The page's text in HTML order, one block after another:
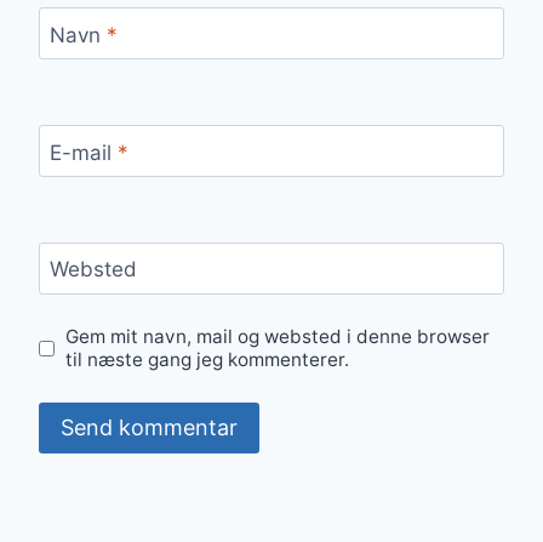
Navn *
E-mail *
Websted
Gem mit navn, mail og websted i denne browser
til næste gang jeg kommenterer.